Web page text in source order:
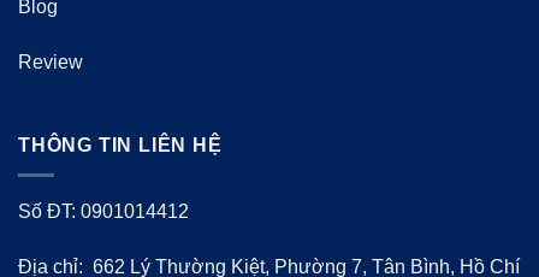
Blog
Review
THÔNG TIN LIÊN HỆ
Số ĐT: 0901014412
Địa chỉ: 662 Lý Thường Kiệt, Phường 7, Tân Bình, Hồ Chí